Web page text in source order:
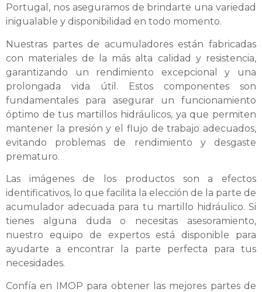
Portugal, nos aseguramos de brindarte una variedad
inigualable y disponibilidad en todo momento.
Nuestras partes de acumuladores están fabricadas
con materiales de la más alta calidad y resistencia,
garantizando un rendimiento excepcional y una
prolongada vida útil. Estos componentes son
fundamentales para asegurar un funcionamiento
óptimo de tus martillos hidráulicos, ya que permiten
mantener la presión y el flujo de trabajo adecuados,
evitando problemas de rendimiento y desgaste
prematuro.
Las imágenes de los productos son a efectos
identificativos, lo que facilita la elección de la parte de
acumulador adecuada para tu martillo hidráulico. Si
tienes alguna duda o necesitas asesoramiento,
nuestro equipo de expertos está disponible para
ayudarte a encontrar la parte perfecta para tus
necesidades.
Confía en IMOP para obtener las mejores partes de